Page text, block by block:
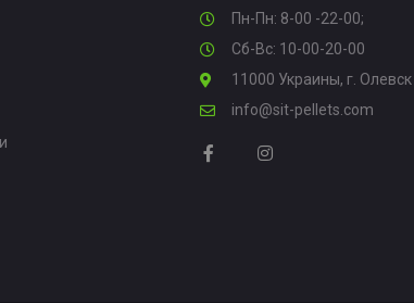
Пн-Пн: 8-00 -22-00;
Сб-Вс: 10-00-20-00
11000 Украины, г. Олевск
info@sit-pellets.com